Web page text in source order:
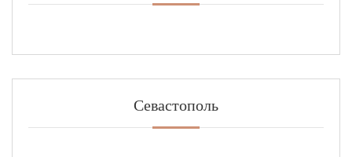
Севастополь